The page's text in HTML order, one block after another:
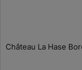
Château La Hase